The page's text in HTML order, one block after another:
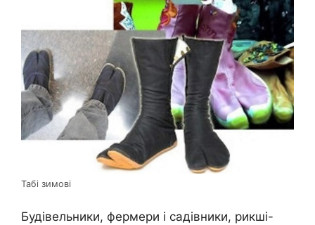
Табі зимові
Будівельники, фермери і садівники, рикші-